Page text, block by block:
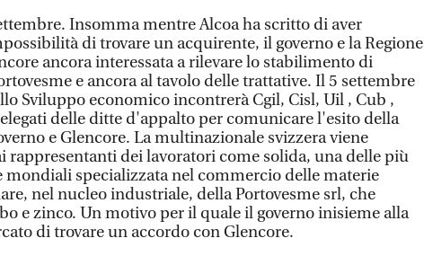
Insomma mentre Alcoa ha scritto di aver
di trovare un acquirente, il governo e la Regione
ancora interessata a rilevare lo stabilimento di
e ancora al tavolo delle trattative. Il 5 settembre
Sviluppo economico incontrerà Cgil, Cisl, Uil , Cub ,
delle ditte d'appalto per comunicare l'esito della
e Glencore. La multinazionale svizzera viene
rappresentanti dei lavoratori come solida, una delle più
mondiali specializzata nel commercio delle materie
nel nucleo industriale, della Portovesme srl, che
e zinco. Un motivo per il quale il governo inisieme alla
di trovare un accordo con Glencore.